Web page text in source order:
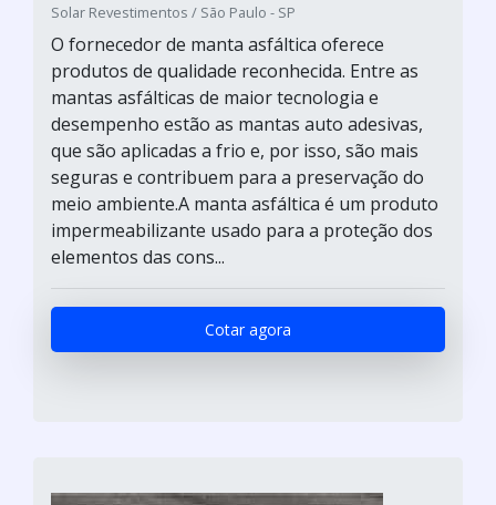
Solar Revestimentos / São Paulo - SP
O fornecedor de manta asfáltica oferece
produtos de qualidade reconhecida. Entre as
mantas asfálticas de maior tecnologia e
desempenho estão as mantas auto adesivas,
que são aplicadas a frio e, por isso, são mais
seguras e contribuem para a preservação do
meio ambiente.A manta asfáltica é um produto
impermeabilizante usado para a proteção dos
elementos das cons...
Cotar agora